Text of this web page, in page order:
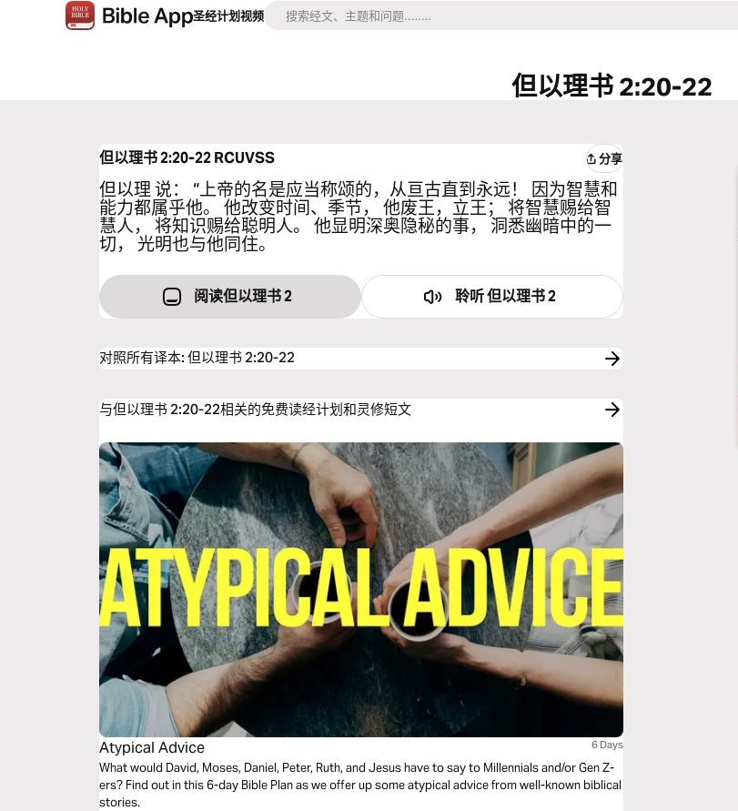
圣经计划视频
但以理书 2:20-22
但以理书 2:20-22RCUVSS 分享
但以理 说： “上帝的名是应当称颂的，从亘古直到永远！ 因为智慧和
能力都属乎他。 他改变时间、季节， 他废王，立王； 将智慧赐给智
慧人， 将知识赐给聪明人。 他显明深奥隐秘的事， 洞悉幽暗中的一
切， 光明也与他同住。
阅读但以理书 2 聆听但以理书 2
对照所有译本:但以理书 2:20-22
与但以理书 2:20-22相关的免费读经计划和灵修短文
Atypical Advice 6 Days
What would David, Moses, Daniel, Peter, Ruth, and Jesus have to say to Millennials and/or Gen Z-
ers? Find out in this 6-day Bible Plan as we offer up some atypical advice from well-known biblical
stories.